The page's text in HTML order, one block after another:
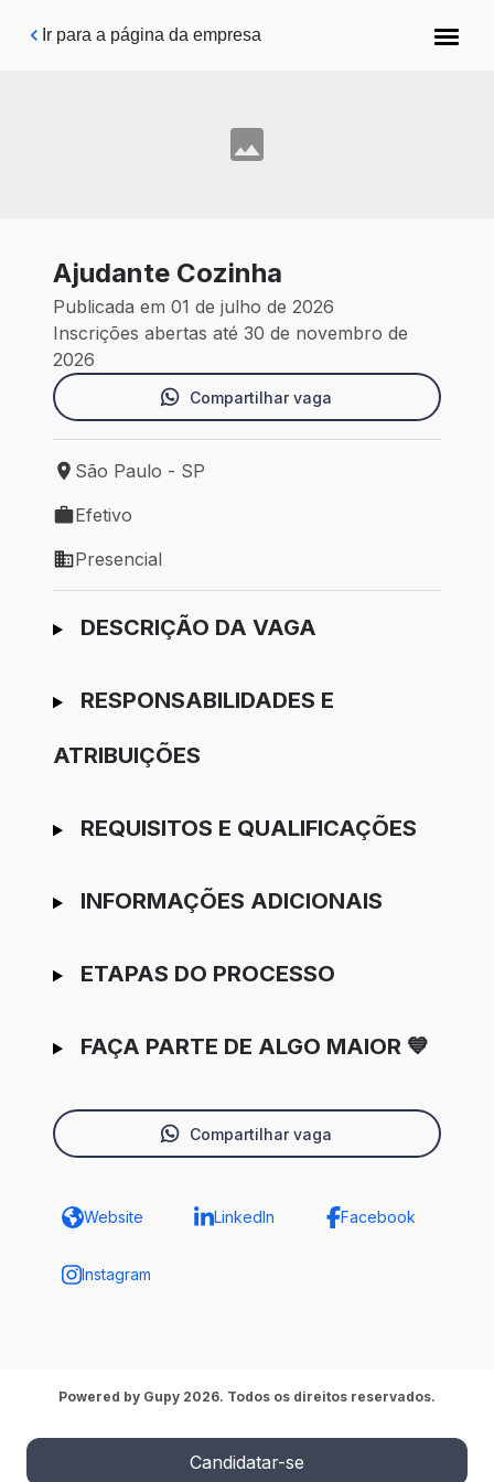
Pular para o conteúdo principal
Ir para a página da empresa
Ajudante Cozinha
Publicada em 01 de julho de 2026
Inscrições abertas até 30 de novembro de
2026
Compartilhar vaga
Local de trabalho: São Paulo - SP
São Paulo - SP
Tipo de vaga: Efetivo
Efetivo
Modelo de trabalho: Presencial
Presencial
Ir para candidatura
DESCRIÇÃO DA VAGA
RESPONSABILIDADES E
ATRIBUIÇÕES
REQUISITOS E QUALIFICAÇÕES
INFORMAÇÕES ADICIONAIS
ETAPAS DO PROCESSO
FAÇA PARTE DE ALGO MAIOR 💙
Compartilhar vaga
Website LinkedIn Facebook
Instagram
Candidatar-se
Powered by Gupy 2026. Todos os direitos reservados.